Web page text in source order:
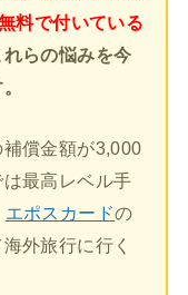
料で付いている
らの悩みを今
償金額が3,000
最高レベル手
エポスカードの
外旅行に行く